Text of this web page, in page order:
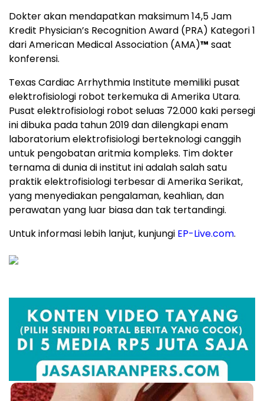
Dokter akan mendapatkan maksimum 14,5 Jam
Kredit Physician’s Recognition Award (PRA) Kategori 1
dari American Medical Association (AMA)™ saat
konferensi.
Texas Cardiac Arrhythmia Institute memiliki pusat
elektrofisiologi robot terkemuka di Amerika Utara.
Pusat elektrofisiologi robot seluas 72.000 kaki persegi
ini dibuka pada tahun 2019 dan dilengkapi enam
laboratorium elektrofisiologi berteknologi canggih
untuk pengobatan aritmia kompleks. Tim dokter
ternama di dunia di institut ini adalah salah satu
praktik elektrofisiologi terbesar di Amerika Serikat,
yang menyediakan pengalaman, keahlian, dan
perawatan yang luar biasa dan tak tertandingi.
Untuk informasi lebih lanjut, kunjungi EP-Live.com.